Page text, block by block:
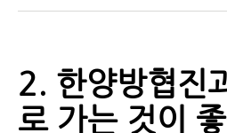
2. 한양방협진
로 가는 것이